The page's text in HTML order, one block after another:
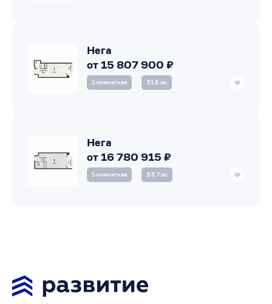
Нега
от 15 807 900 ₽
1‑комнатная 31.6 м2
Нега
от 16 780 915 ₽
1‑комнатная 33.7 м2